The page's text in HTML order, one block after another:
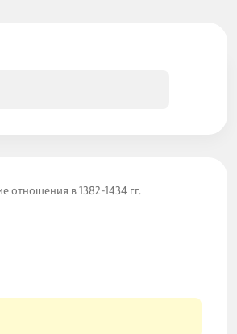
отношения в 1382-1434 гг.